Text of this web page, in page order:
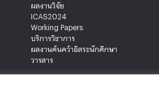
ผลงานวิจัย
ICAS2024
Working Papers
บริการวิชาการ
ผลงานค้นคว้าอิสระนักศึกษา
วารสาร